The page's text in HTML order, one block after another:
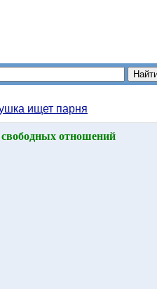
ищет парня
отношений